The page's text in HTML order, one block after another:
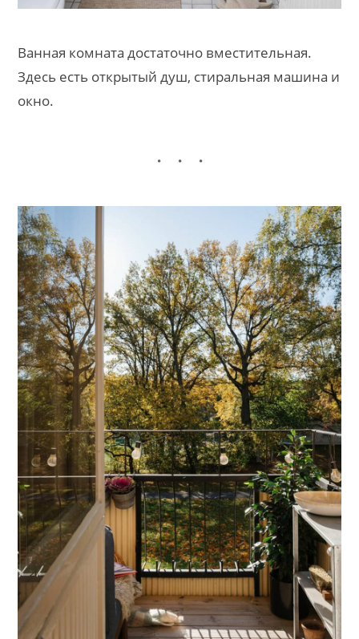
Ванная комната достаточно вместительная.
Здесь есть открытый душ, стиральная машина и
окно.